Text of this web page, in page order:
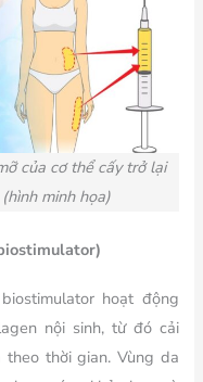
của cơ thể cấy trở lại
minh họa)
hoạt động
nội sinh, từ đó cải
thời gian. Vùng da